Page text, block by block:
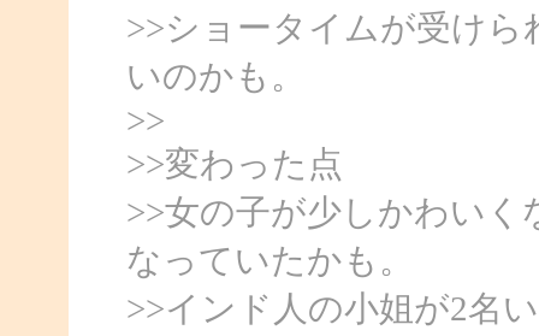
>>ショータイムが受け
いのかも。
>>
>>変わった点
>>女の子が少しかわい
なっていたかも。
>>インド人の小姐が2名